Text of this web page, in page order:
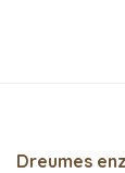
Dreumes